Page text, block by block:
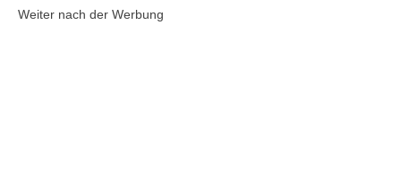
Weiter nach der Werbung